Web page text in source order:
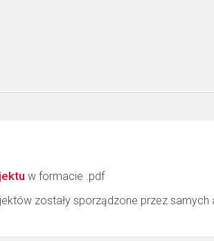
w formacie .pdf
zostały sporządzone przez